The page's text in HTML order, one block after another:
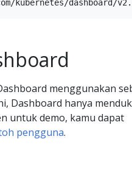
menggunakan
Dashboard hanya
untuk demo, kamu dapat
pengguna.